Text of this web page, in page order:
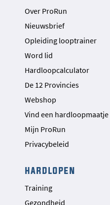
Over ProRun
Nieuwsbrief
Opleiding looptrainer
Word lid
Hardloopcalculator
De 12 Provincies
Webshop
Vind een hardloopmaatje
Mijn ProRun
Privacybeleid
hardlopen
Training
Gezondheid